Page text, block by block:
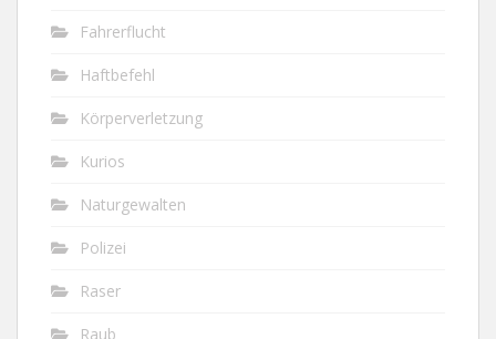
Fahrerflucht
Haftbefehl
Körperverletzung
Kurios
Naturgewalten
Polizei
Raser
Raub